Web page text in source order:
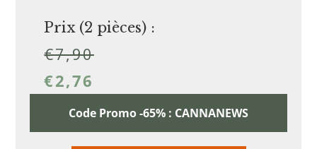
Prix (2 pièces) :
€7,90
€2,76
Code Promo -65% : CANNANEWS